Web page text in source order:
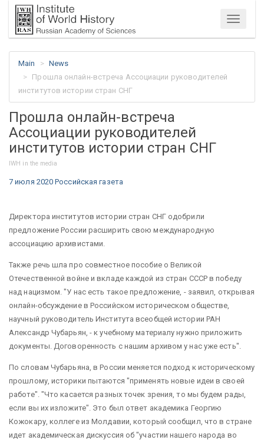
Menu
Main
News
Прошла онлайн-встреча Ассоциации руководителей
институтов истории стран СНГ
Прошла онлайн-встреча
Ассоциации руководителей
институтов истории стран СНГ
IWH in the media
7 июля 2020 Российская газета
Директора институтов истории стран СНГ одобрили
предложение России расширить свою международную
ассоциацию архивистами.
Также речь шла про совместное пособие о Великой
Отечественной войне и вкладе каждой из стран СССР в победу
над нацизмом. "У нас есть такое предложение, - заявил, открывая
онлайн-обсуждение в Российском историческом обществе,
научный руководитель Института всеобщей истории РАН
Александр Чубарьян, - к учебному материалу нужно приложить
документы. Договоренность с нашим архивом у нас уже есть".
По словам Чубарьяна, в России меняется подход к историческому
прошлому, историки пытаются "применять новые идеи в своей
работе". "Что касается разных точек зрения, то мы будем рады,
если вы их изложите". Это был ответ академика Георгию
Кожокару, коллеге из Молдавии, который сообщил, что в стране
идет академическая дискуссия об "участии нашего народа во